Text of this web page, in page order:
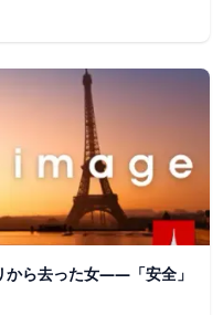
から去った女——「安全」